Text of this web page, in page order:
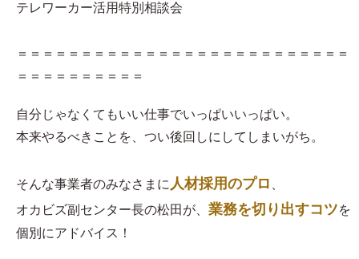
テレワーカー活用特別相談会
＝＝＝＝＝＝＝＝＝＝＝＝＝＝＝＝＝＝＝＝＝＝＝＝＝＝
＝＝＝＝＝＝＝＝＝＝
自分じゃなくてもいい仕事でいっぱいいっぱい。
本来やるべきことを、つい後回しにしてしまいがち。
そんな事業者のみなさまに 人材採用のプロ
オカビズ副センター長の松田が、 業務を切り出すコツを
個別にアドバイス！